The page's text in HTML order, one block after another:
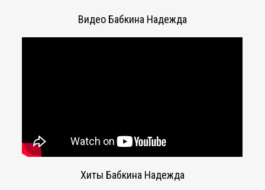
Видео Бабкина Надежда
Хиты Бабкина Надежда